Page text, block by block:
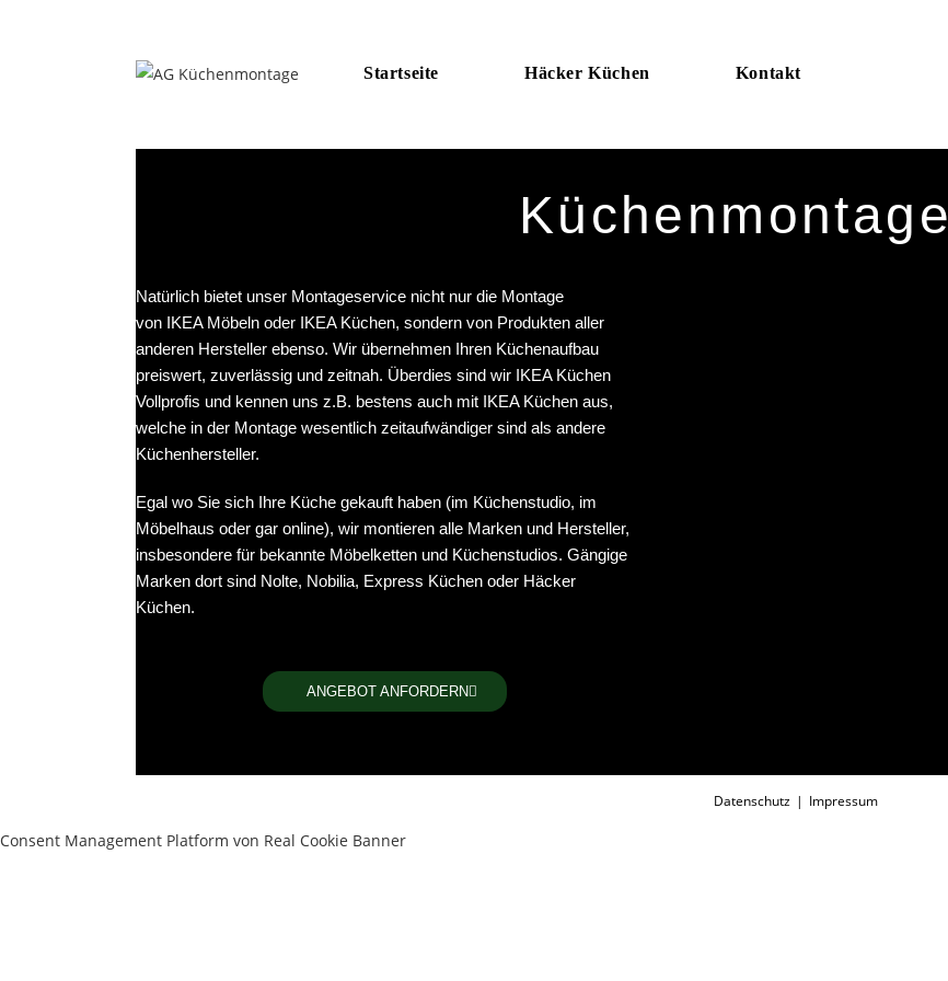
Startseite Häcker Küchen Kontakt
Küchenmontage
Natürlich bietet unser Montageservice nicht nur die Montage
von IKEA Möbeln oder IKEA Küchen, sondern von Produkten aller
anderen Hersteller ebenso. Wir übernehmen Ihren Küchenaufbau
preiswert, zuverlässig und zeitnah. Überdies sind wir IKEA Küchen
Vollprofis und kennen uns z.B. bestens auch mit IKEA Küchen aus,
welche in der Montage wesentlich zeitaufwändiger sind als andere
Küchenhersteller.
Egal wo Sie sich Ihre Küche gekauft haben (im Küchenstudio, im
Möbelhaus oder gar online), wir montieren alle Marken und Hersteller,
insbesondere für bekannte Möbelketten und Küchenstudios. Gängige
Marken dort sind Nolte, Nobilia, Express Küchen oder Häcker
Küchen.
ANGEBOT ANFORDERN
Datenschutz Impressum
Consent Management Platform von Real Cookie Banner